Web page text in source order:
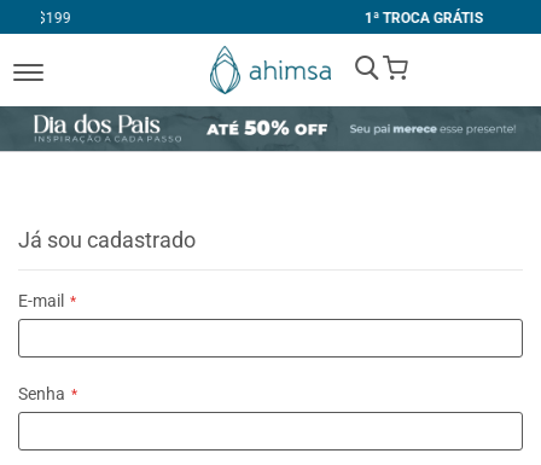
1ª TROCA GRÁTIS
My Cart
Já sou cadastrado
E-mail
Senha